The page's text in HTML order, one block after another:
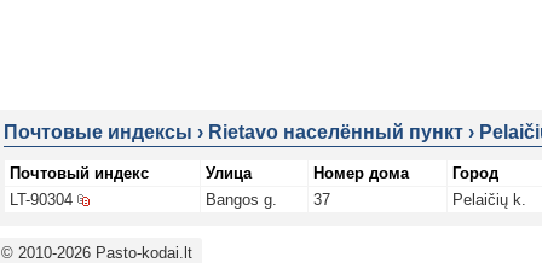
Почтовые индексы › Rietavo населённый пункт ›
Почтовый индекс Улица Номер дома Город
LT-90304
Bangos g. 37 Pelaičių k.
© 2010-2026 Pasto-kodai.lt